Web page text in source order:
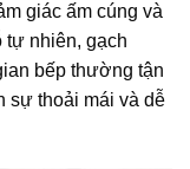
giác ấm cúng và
tự nhiên, gạch
bếp thường tận
sự thoải mái và dễ